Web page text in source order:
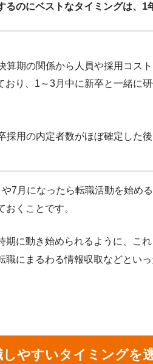
るのにベストなタイミングは、1
算期の関係から人員や採用コス
おり、1～3月中に新卒と一緒に
採用の内定者数がほぼ確定した
7月になったら転職活動を始め
おくことです。
期に動き始められるように、こ
職にまるわる情報収取などとい
やすいタイミングを